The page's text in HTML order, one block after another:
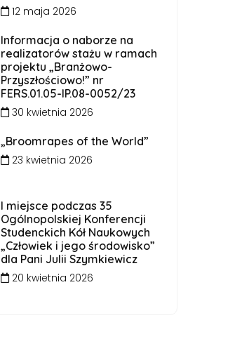
12 maja 2026
Informacja o naborze na
realizatorów stażu w ramach
projektu „Branżowo-
Przyszłościowo!” nr
FERS.01.05-IP.08-0052/23
30 kwietnia 2026
„Broomrapes of the World”
23 kwietnia 2026
I miejsce podczas 35
Ogólnopolskiej Konferencji
Studenckich Kół Naukowych
„Człowiek i jego środowisko”
dla Pani Julii Szymkiewicz
20 kwietnia 2026